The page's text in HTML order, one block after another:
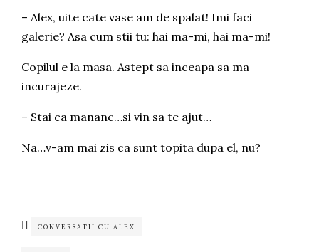
– Alex, uite cate vase am de spalat! Imi faci
galerie? Asa cum stii tu: hai ma-mi, hai ma-mi!
Copilul e la masa. Astept sa inceapa sa ma
incurajeze.
– Stai ca mananc…si vin sa te ajut…
Na…v-am mai zis ca sunt topita dupa el, nu?
CONVERSATII CU ALEX